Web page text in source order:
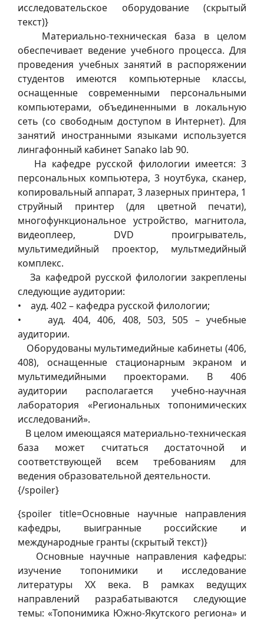
исследовательское оборудование (скрытый
текст)}
Материально-техническая база в целом
обеспечивает ведение учебного процесса. Для
проведения учебных занятий в распоряжении
студентов имеются компьютерные классы,
оснащенные современными персональными
компьютерами, объединенными в локальную
сеть (со свободным доступом в Интернет). Для
занятий иностранными языками используется
лингафонный кабинет Sanako lab 90.
На кафедре русской филологии имеется: 3
персональных компьютера, 3 ноутбука, сканер,
копировальный аппарат, 3 лазерных принтера, 1
струйный принтер (для цветной печати),
многофункциональное устройство, магнитола,
видеоплеер, DVD проигрыватель,
мультимедийный проектор, мультмедийный
комплекс.
За кафедрой русской филологии закреплены
следующие аудитории:
• ауд. 402 – кафедра русской филологии;
• ауд. 404, 406, 408, 503, 505 – учебные
аудитории.
Оборудованы мультимедийные кабинеты (406,
408), оснащенные стационарным экраном и
мультимедийными проекторами. В 406
аудитории располагается учебно-научная
лаборатория «Региональных топонимических
исследований».
В целом имеющаяся материально-техническая
база может считаться достаточной и
соответствующей всем требованиям для
ведения образовательной деятельности.
{/spoiler}
{spoiler title=Основные научные направления
кафедры, выигранные российские и
международные гранты (скрытый текст)}
Основные научные направления кафедры:
изучение топонимики и исследование
литературы ХХ века. В рамках ведущих
направлений разрабатываются следующие
темы: «Топонимика Южно-Якутского региона» и